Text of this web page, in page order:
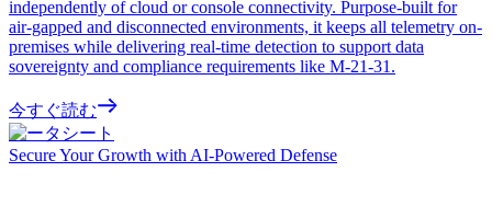
independently of cloud or console connectivity. Purpose-built for
air-gapped and disconnected environments, it keeps all telemetry on-
premises while delivering real-time detection to support data
sovereignty and compliance requirements like M-21-31.
今すぐ読む
データシート
Secure Your Growth with AI-Powered Defense